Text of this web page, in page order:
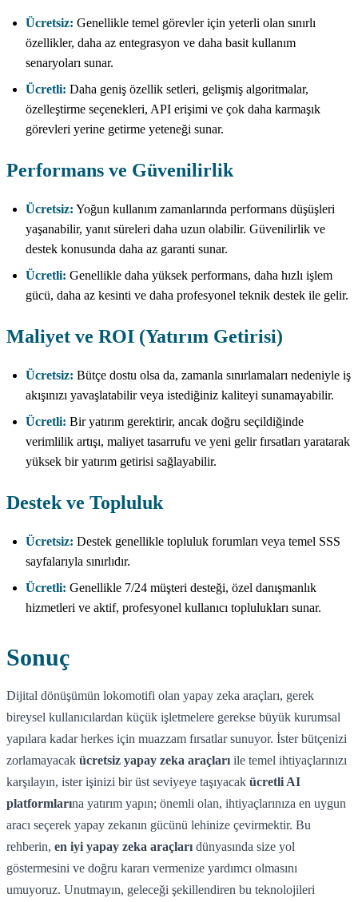
Ücretsiz: Genellikle temel görevler için yeterli olan sınırlı
özellikler, daha az entegrasyon ve daha basit kullanım
senaryoları sunar.
Ücretli: Daha geniş özellik setleri, gelişmiş algoritmalar,
özelleştirme seçenekleri, API erişimi ve çok daha karmaşık
görevleri yerine getirme yeteneği sunar.
Performans ve Güvenilirlik
Ücretsiz: Yoğun kullanım zamanlarında performans düşüşleri
yaşanabilir, yanıt süreleri daha uzun olabilir. Güvenilirlik ve
destek konusunda daha az garanti sunar.
Ücretli: Genellikle daha yüksek performans, daha hızlı işlem
gücü, daha az kesinti ve daha profesyonel teknik destek ile gelir.
Maliyet ve ROI (Yatırım Getirisi)
Ücretsiz: Bütçe dostu olsa da, zamanla sınırlamaları nedeniyle iş
akışınızı yavaşlatabilir veya istediğiniz kaliteyi sunamayabilir.
Ücretli: Bir yatırım gerektirir, ancak doğru seçildiğinde
verimlilik artışı, maliyet tasarrufu ve yeni gelir fırsatları yaratarak
yüksek bir yatırım getirisi sağlayabilir.
Destek ve Topluluk
Ücretsiz: Destek genellikle topluluk forumları veya temel SSS
sayfalarıyla sınırlıdır.
Ücretli: Genellikle 7/24 müşteri desteği, özel danışmanlık
hizmetleri ve aktif, profesyonel kullanıcı toplulukları sunar.
Sonuç
Dijital dönüşümün lokomotifi olan yapay zeka araçları, gerek
bireysel kullanıcılardan küçük işletmelere gerekse büyük kurumsal
yapılara kadar herkes için muazzam fırsatlar sunuyor. İster bütçenizi
zorlamayacak ücretsiz yapay zeka araçları ile temel ihtiyaçlarınızı
karşılayın, ister işinizi bir üst seviyeye taşıyacak ücretli AI
platformlarına yatırım yapın; önemli olan, ihtiyaçlarınıza en uygun
aracı seçerek yapay zekanın gücünü lehinize çevirmektir. Bu
rehberin, en iyi yapay zeka araçları dünyasında size yol
göstermesini ve doğru kararı vermenize yardımcı olmasını
umuyoruz. Unutmayın, geleceği şekillendiren bu teknolojileri